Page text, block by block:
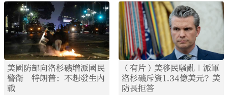
美國防部向洛杉磯增派國民
警衛 特朗普：不想發生內
戰
（有片）美移民騷亂｜派軍
洛杉磯斥資1.34億美元？美
防長拒答